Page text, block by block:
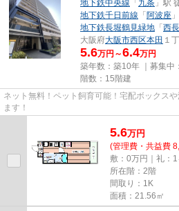
地下鉄中央線 「 九条 」駅
地下鉄千日前線 「 阿波座
地下鉄長堀鶴見緑地 「 西
大阪府大阪市西区本田 １
5.6万円～6.4万円
築年数：築10年 ｜募集中：
階数：15階建
ネット無料！ペット飼育可能！宅配ボックス
ます！
5.6万円
(管理費・共益費
敷：0万円｜礼：1
所在階：2階
間取り：1K
面積：21.56㎡